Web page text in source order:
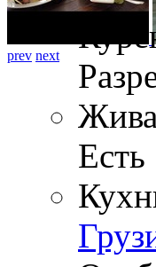
prev next
Есть